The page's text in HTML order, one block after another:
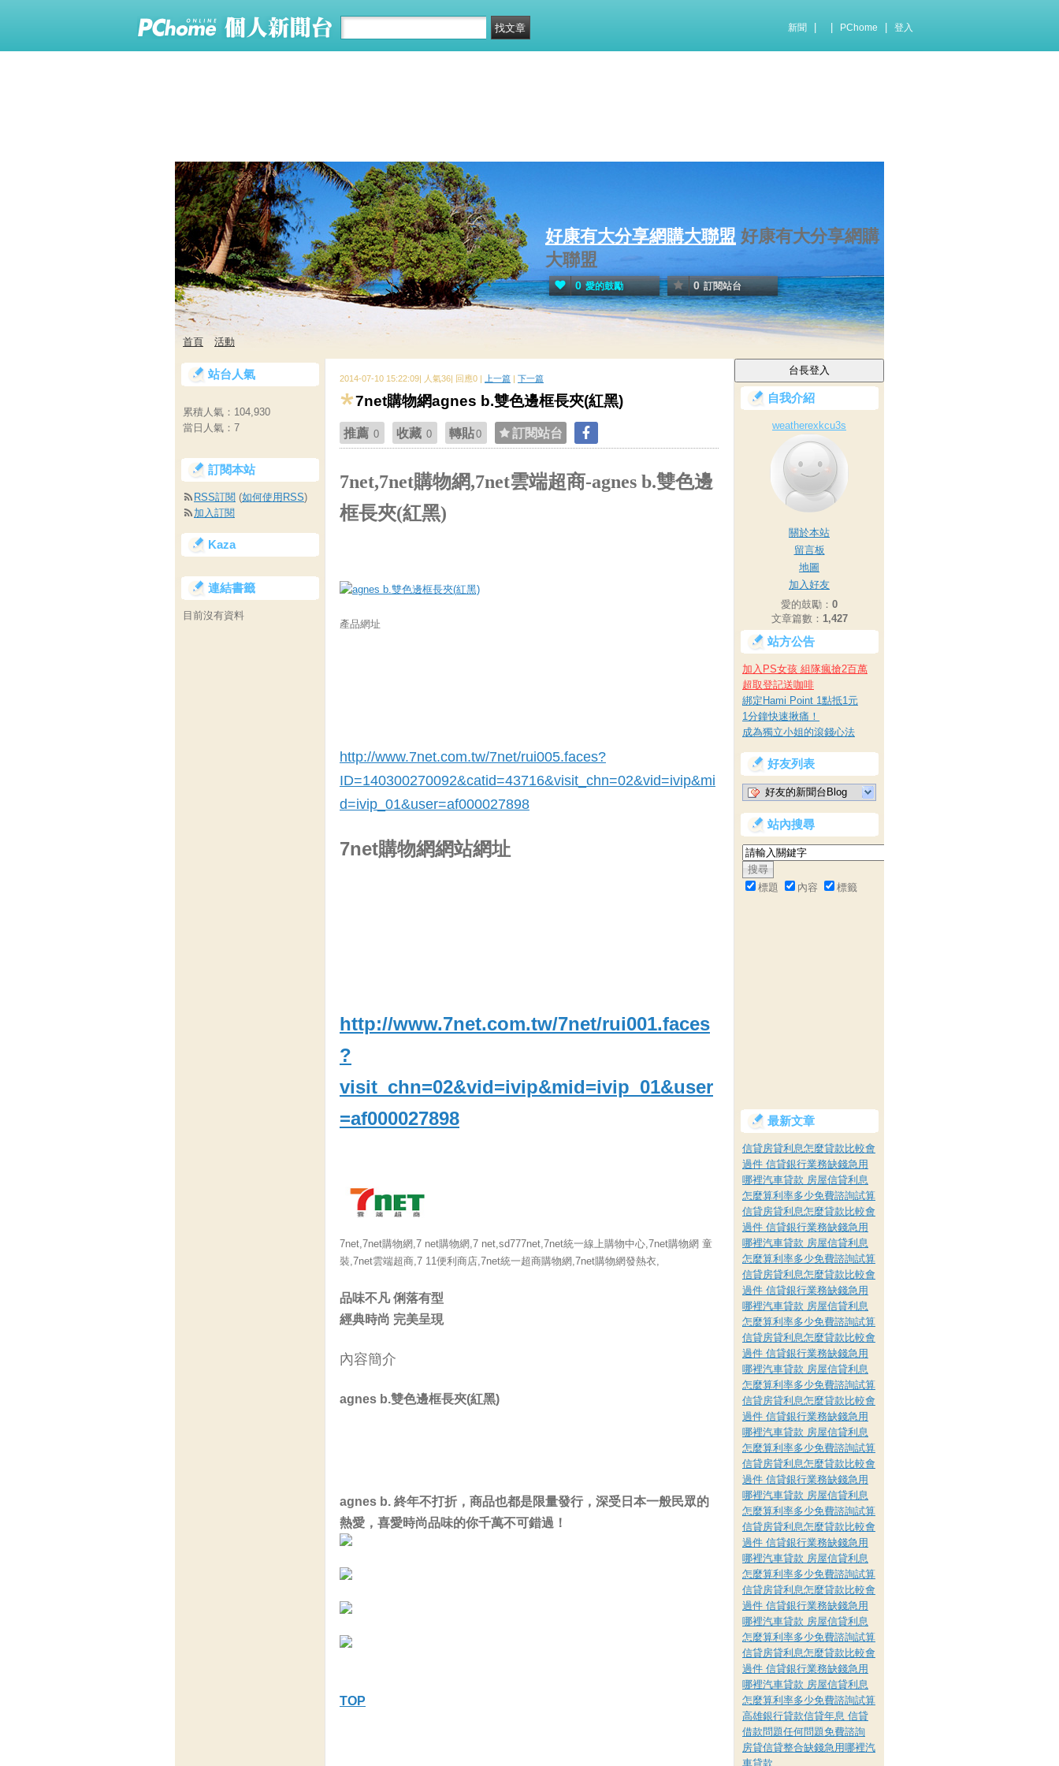
新聞 PChome 登入
好康有大分享網購大聯盟 好康有大分享網購
大聯盟
0 愛的鼓勵 0 訂閱站台
首頁 活動
2014-07-10 15:22:09| 人氣36| 回應0 | 上一篇 | 下一篇
7net購物網agnes b.雙色邊框長夾(紅黑)
推薦 0 收藏 0 轉貼0 訂閱站台
7net,7net購物網,7net雲端超商-agnes b.雙色邊
框長夾(紅黑)
產品網址
http://www.7net.com.tw/7net/rui005.faces?
ID=140300270092&catid=43716&visit_chn=02&vid=ivip&mi
d=ivip_01&user=af000027898
7net購物網網站網址
http://www.7net.com.tw/7net/rui001.faces
?
visit_chn=02&vid=ivip&mid=ivip_01&user
=af000027898
7net,7net購物網,7 net購物網,7 net,sd777net,7net統一線上購物中心,7net購物網 童
裝,7net雲端超商,7 11便利商店,7net統一超商購物網,7net購物網發熱衣,
品味不凡 俐落有型
經典時尚 完美呈現
內容簡介
agnes b.雙色邊框長夾(紅黑)
agnes b. 終年不打折，商品也都是限量發行，深受日本一般民眾的
熱愛，喜愛時尚品味的你千萬不可錯過！
TOP
自我介紹
weatherexkcu3s
關於本站
留言板
地圖
加入好友
愛的鼓勵： 0
文章篇數： 1,427
站方公告
加入PS女孩 組隊瘋搶2百萬
超取登記送咖啡
綁定Hami Point 1點抵1元
1分鐘快速揪痛！
成為獨立小姐的滾錢心法
好友列表
好友的新聞台Blog
站內搜尋
標題 內容 標籤
最新文章
信貸房貸利息怎麼貸款比較會
過件 信貸銀行業務缺錢急用
哪裡汽車貸款 房屋信貸利息
怎麼算利率多少免費諮詢試算
信貸房貸利息怎麼貸款比較會
過件 信貸銀行業務缺錢急用
哪裡汽車貸款 房屋信貸利息
怎麼算利率多少免費諮詢試算
信貸房貸利息怎麼貸款比較會
過件 信貸銀行業務缺錢急用
哪裡汽車貸款 房屋信貸利息
怎麼算利率多少免費諮詢試算
信貸房貸利息怎麼貸款比較會
過件 信貸銀行業務缺錢急用
哪裡汽車貸款 房屋信貸利息
怎麼算利率多少免費諮詢試算
信貸房貸利息怎麼貸款比較會
過件 信貸銀行業務缺錢急用
哪裡汽車貸款 房屋信貸利息
怎麼算利率多少免費諮詢試算
信貸房貸利息怎麼貸款比較會
過件 信貸銀行業務缺錢急用
哪裡汽車貸款 房屋信貸利息
怎麼算利率多少免費諮詢試算
信貸房貸利息怎麼貸款比較會
過件 信貸銀行業務缺錢急用
哪裡汽車貸款 房屋信貸利息
怎麼算利率多少免費諮詢試算
信貸房貸利息怎麼貸款比較會
過件 信貸銀行業務缺錢急用
哪裡汽車貸款 房屋信貸利息
怎麼算利率多少免費諮詢試算
信貸房貸利息怎麼貸款比較會
過件 信貸銀行業務缺錢急用
哪裡汽車貸款 房屋信貸利息
怎麼算利率多少免費諮詢試算
高雄銀行貸款信貸年息 信貸
借款問題任何問題免費諮詢
房貸信貸整合缺錢急用哪裡汽
車貸款
站台人氣
累積人氣： 104,930
當日人氣： 7
訂閱本站
RSS訂閱 (如何使用RSS)
加入訂閱
Kaza
連結書籤
目前沒有資料